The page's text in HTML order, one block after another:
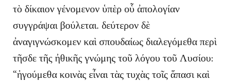
τὸ δίκαιον γένομενον ὑπὲρ οὗ ἀπολογίαν
συγγράψαι βούλεται. δεύτερον δὲ
ἀναγιγνώσκομεν καὶ σπουδαίως διαλεγόμεθα περὶ
τῆσδε τῆς ἠθικῆς γνώμης τοῦ λόγου τοῦ Λυσίου:
“ἡγούμεθα κοινὰς εἶναι τὰς τυχὰς τοῖς ἅπασι καὶ